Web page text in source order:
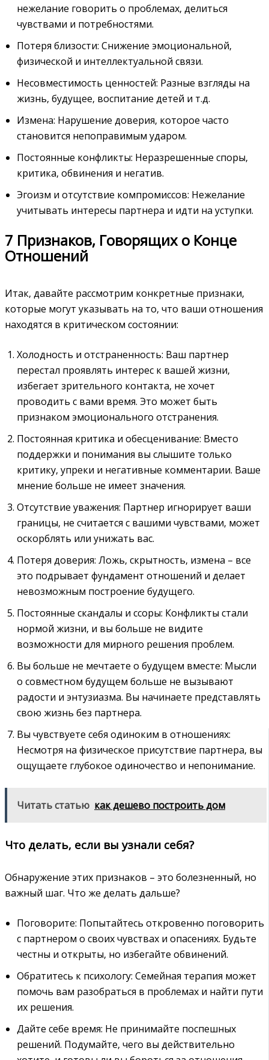
нежелание говорить о проблемах‚ делиться
чувствами и потребностями.
Потеря близости: Снижение эмоциональной‚
физической и интеллектуальной связи.
Несовместимость ценностей: Разные взгляды на
жизнь‚ будущее‚ воспитание детей и т.д.
Измена: Нарушение доверия‚ которое часто
становится непоправимым ударом.
Постоянные конфликты: Неразрешенные споры‚
критика‚ обвинения и негатив.
Эгоизм и отсутствие компромиссов: Нежелание
учитывать интересы партнера и идти на уступки.
7 Признаков‚ Говорящих о Конце
Отношений
Итак‚ давайте рассмотрим конкретные признаки‚
которые могут указывать на то‚ что ваши отношения
находятся в критическом состоянии:
Холодность и отстраненность: Ваш партнер
перестал проявлять интерес к вашей жизни‚
избегает зрительного контакта‚ не хочет
проводить с вами время. Это может быть
признаком эмоционального отстранения.
Постоянная критика и обесценивание: Вместо
поддержки и понимания вы слышите только
критику‚ упреки и негативные комментарии. Ваше
мнение больше не имеет значения.
Отсутствие уважения: Партнер игнорирует ваши
границы‚ не считается с вашими чувствами‚ может
оскорблять или унижать вас.
Потеря доверия: Ложь‚ скрытность‚ измена – все
это подрывает фундамент отношений и делает
невозможным построение будущего.
Постоянные скандалы и ссоры: Конфликты стали
нормой жизни‚ и вы больше не видите
возможности для мирного решения проблем.
Вы больше не мечтаете о будущем вместе: Мысли
о совместном будущем больше не вызывают
радости и энтузиазма. Вы начинаете представлять
свою жизнь без партнера.
Вы чувствуете себя одиноким в отношениях:
Несмотря на физическое присутствие партнера‚ вы
ощущаете глубокое одиночество и непонимание.
Читать статью как дешево построить дом
Что делать‚ если вы узнали себя?
Обнаружение этих признаков – это болезненный‚ но
важный шаг. Что же делать дальше?
Поговорите: Попытайтесь откровенно поговорить
с партнером о своих чувствах и опасениях. Будьте
честны и открыты‚ но избегайте обвинений.
Обратитесь к психологу: Семейная терапия может
помочь вам разобраться в проблемах и найти пути
их решения.
Дайте себе время: Не принимайте поспешных
решений. Подумайте‚ чего вы действительно